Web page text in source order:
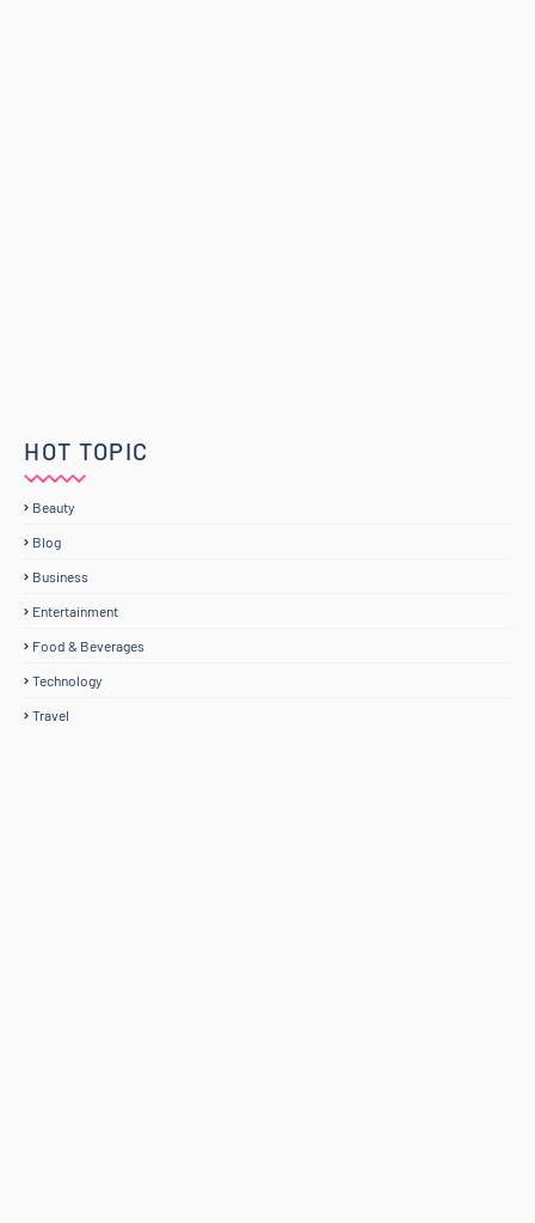
HOT TOPIC
Beauty
Blog
Business
Entertainment
Food & Beverages
Technology
Travel